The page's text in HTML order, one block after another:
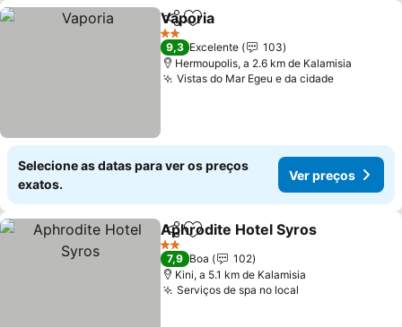
PartilharAdicionar aos favoritos
Vaporia
2 Estrelas
9,3 Excelente
103
Hermoupolis, a 2.6 km de Kalamisia
Vistas do Mar Egeu e da cidade
Selecione as datas para ver os preços
exatos.
Ver preços
PartilharAdicionar aos favoritos
Aphrodite Hotel Syros
2 Estrelas
7,9 Boa
102
Kini, a 5.1 km de Kalamisia
Serviços de spa no local